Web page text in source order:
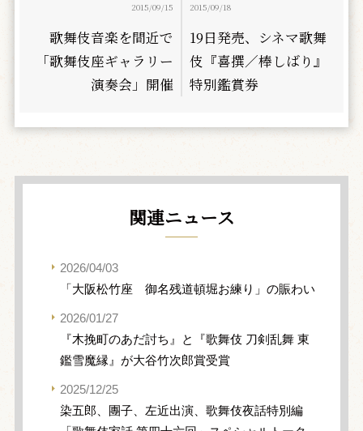
2015/09/15
歌舞伎音楽を間近で
「歌舞伎座ギャラリー
演奏会」開催
2015/09/18
19日発売、シネマ歌舞
伎『喜撰／棒しばり』
特別鑑賞券
関連ニュース
2026/04/03
「大阪松竹座 御名残道頓堀お練り」の賑わい
2026/01/27
『木挽町のあだ討ち』と『歌舞伎 刀剣乱舞 東
鑑雪魔縁』が大谷竹次郎賞受賞
2025/12/25
染五郎、團子、左近出演、歌舞伎夜話特別編